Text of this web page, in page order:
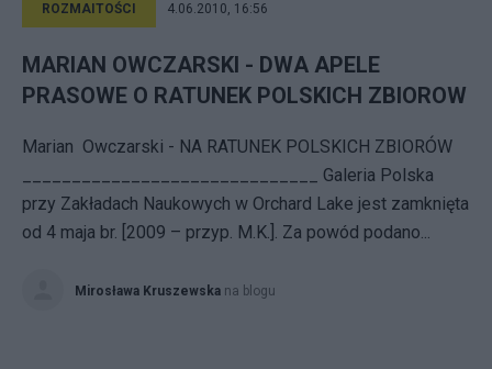
ROZMAITOŚCI 4.06.2010, 16:56
MARIAN OWCZARSKI - DWA APELE
PRASOWE O RATUNEK POLSKICH ZBIOROW
Marian Owczarski - NA RATUNEK POLSKICH ZBIORÓW
______________________________ Galeria Polska
przy Zakładach Naukowych w Orchard Lake jest zamknięta
od 4 maja br. [2009 – przyp. M.K.]. Za powód podano...
Mirosława Kruszewska na blogu